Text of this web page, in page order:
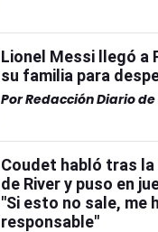
Lionel Messi llegó a
su familia para
PorRedacción Diario
Coudet habló tras
de River y puso en
"Si esto no sale, me
responsable"